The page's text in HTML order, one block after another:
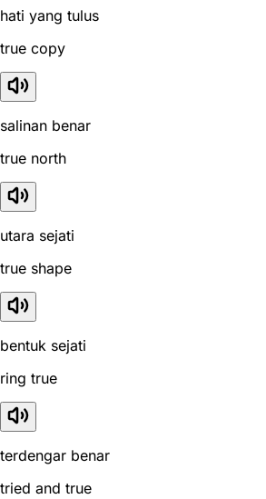
hati yang tulus
true copy
salinan benar
true north
utara sejati
true shape
bentuk sejati
ring true
terdengar benar
tried and true